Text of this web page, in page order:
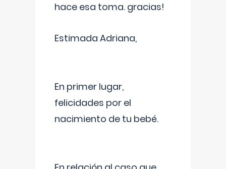
hace esa toma. gracias!
Estimada Adriana,
En primer lugar,
felicidades por el
nacimiento de tu bebé.